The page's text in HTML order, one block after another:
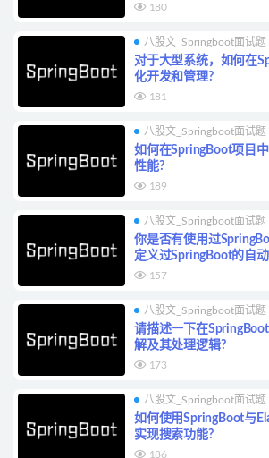
180
八股文_Springboot面试题
对于大型系统，如何在
化开发和管理?
181
八股文_Springboot面试题
如何在SpringBoot项目
性能?
189
八股文_Springboot面试题
你是否有使用过
定义过SpringBoot的自
程。157
八股文_Springboot面试题
请描述一下在
解及其处理逻辑?
173
八股文_Springboot面试题
如何使用SpringBoot与
实现搜索功能?
186